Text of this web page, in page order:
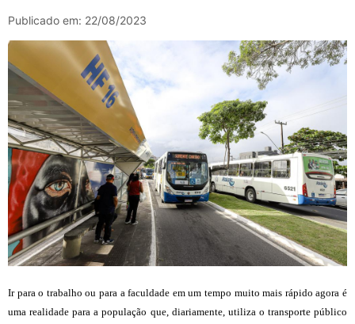
Publicado em: 22/08/2023
Ir para o trabalho ou para a faculdade em um tempo muito mais rápido agora é
uma realidade para a população que, diariamente, utiliza o transporte público